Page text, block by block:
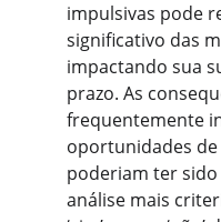
impulsivas pode
significativo das
impactando sua
prazo. As
frequentemente
oportunidades
poderiam ter
análise mais